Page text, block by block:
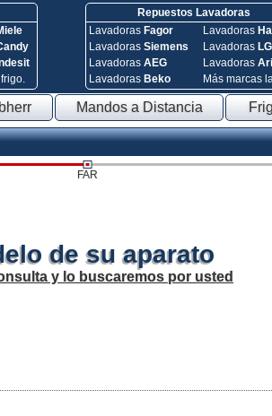
Repuestos Lavadoras
Lavadoras Fagor
Lavadoras Siemens
Lavadoras AEG
Lavadoras Beko
Lavadoras
Lavadoras LG
Lavadoras
Más marcas
Mandos a Distancia
FAR
de su aparato
y lo buscaremos por usted